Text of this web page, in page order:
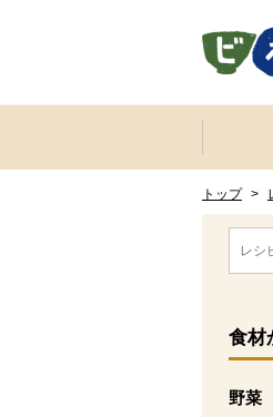
ここからサイト内共通メニューです。
サイト内共通メニューをスキップする
トップ >
ここか
食材
野菜
を開く
消費材
ここか